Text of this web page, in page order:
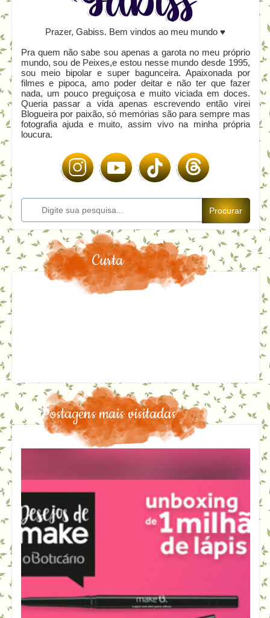
Prazer, Gabiss. Bem vindos ao meu mundo ♥
Pra quem não sabe sou apenas a garota no meu próprio
mundo, sou de Peixes,e estou nesse mundo desde 1995,
sou meio bipolar e super bagunceira. Apaixonada por
filmes e pipoca, amo poder deitar e não ter que fazer
nada, um pouco preguiçosa e muito viciada em doces.
Queria passar a vida apenas escrevendo então virei
Blogueira por paixão, só memórias são para sempre mas
fotografia ajuda e muito, assim vivo na minha própria
loucura.
Procurar
Curta
Postagens mais visitadas